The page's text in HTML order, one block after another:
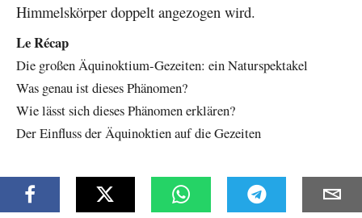
Himmelskörper doppelt angezogen wird.
Le Récap
Die großen Äquinoktium-Gezeiten: ein Naturspektakel
Was genau ist dieses Phänomen?
Wie lässt sich dieses Phänomen erklären?
Der Einfluss der Äquinoktien auf die Gezeiten